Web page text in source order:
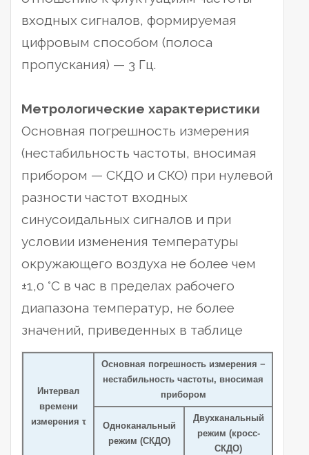
входных сигналов, формируемая
цифровым способом (полоса
пропускания) — 3 Гц.
Метрологические характеристики
Основная погрешность измерения
(нестабильность частоты, вносимая
прибором — СКДО и СКО) при нулевой
разности частот входных
синусоидальных сигналов и при
условии изменения температуры
окружающего воздуха не более чем
±1,0 °С в час в пределах рабочего
диапазона температур, не более
значений, приведенных в таблице
Интервал
времени
измерения τ
Основная погрешность измерения −
нестабильность частоты, вносимая
прибором
Одноканальный
режим (СКДО)
Двухканальный
режим (кросс-
СКДО)